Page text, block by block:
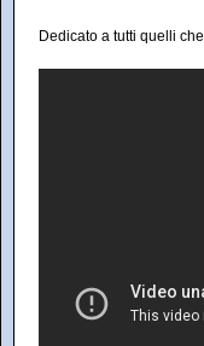
Dedicato a tutti quelli